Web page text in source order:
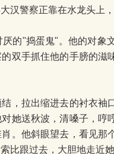
汉警察正靠在水龙头上
"捣蛋鬼"。他的对象
双手抓住他的手膀的滋
拉出缩进去的衬衣袖
她送秋波，清嗓子，哼
。他斜眼望去，看见那
比跟过去，大胆地走近